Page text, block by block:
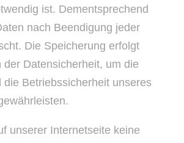
ist. Dementsprechend
nach Beendigung jeder
Die Speicherung erfolgt
der Datensicherheit, um die
die Betriebssicherheit unseres
unserer Internetseite keine